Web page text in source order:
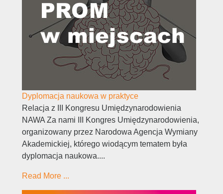
Dyplomacja naukowa w praktyce
Relacja z III Kongresu Umiędzynarodowienia
NAWA Za nami III Kongres Umiędzynarodowienia,
organizowany przez Narodowa Agencja Wymiany
Akademickiej, którego wiodącym tematem była
dyplomacja naukowa....
Read More ...